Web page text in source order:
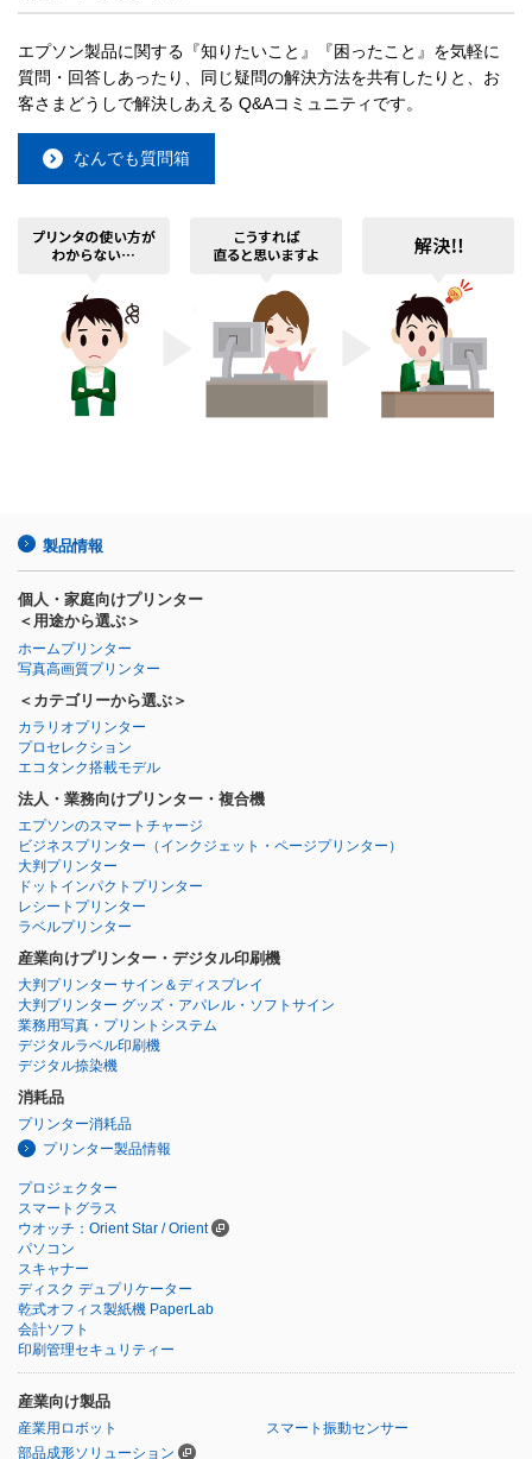
エプソン製品に関する『知りたいこと』『困ったこと』を気軽に
質問・回答しあったり、同じ疑問の解決方法を共有したりと、お
客さまどうしで解決しあえる Q&Aコミュニティです。
なんでも質問箱
製品情報
個人・家庭向けプリンター
＜用途から選ぶ＞
ホームプリンター
写真高画質プリンター
＜カテゴリーから選ぶ＞
カラリオプリンター
プロセレクション
エコタンク搭載モデル
法人・業務向けプリンター・複合機
エプソンのスマートチャージ
ビジネスプリンター （インクジェット・ページプリンター）
大判プリンター
ドットインパクトプリンター
レシートプリンター
ラベルプリンター
産業向けプリンター・デジタル印刷機
大判プリンター サイン＆ディスプレイ
大判プリンター グッズ・アパレル・ソフトサイン
業務用写真・プリントシステム
デジタルラベル印刷機
デジタル捺染機
消耗品
プリンター消耗品
プリンター製品情報
プロジェクター
スマートグラス
ウオッチ：Orient Star / Orient
パソコン
スキャナー
ディスク デュプリケーター
乾式オフィス製紙機 PaperLab
会計ソフト
印刷管理セキュリティー
産業向け製品
産業用ロボット
スマート振動センサー
部品成形ソリューション